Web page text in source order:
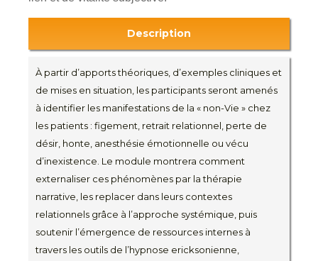
Description
À partir d’apports théoriques, d’exemples cliniques et
de mises en situation, les participants seront amenés
à identifier les manifestations de la « non-Vie » chez
les patients : figement, retrait relationnel, perte de
désir, honte, anesthésie émotionnelle ou vécu
d’inexistence. Le module montrera comment
externaliser ces phénomènes par la thérapie
narrative, les replacer dans leurs contextes
relationnels grâce à l’approche systémique, puis
soutenir l’émergence de ressources internes à
travers les outils de l’hypnose ericksonienne,